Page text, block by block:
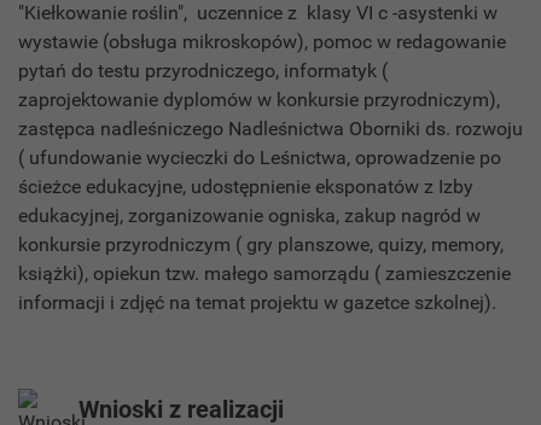
"Kiełkowanie roślin", uczennice z klasy VI c -asystenki w
wystawie (obsługa mikroskopów), pomoc w redagowanie
pytań do testu przyrodniczego, informatyk (
zaprojektowanie dyplomów w konkursie przyrodniczym),
zastępca nadleśniczego Nadleśnictwa Oborniki ds. rozwoju
( ufundowanie wycieczki do Leśnictwa, oprowadzenie po
ścieżce edukacyjne, udostępnienie eksponatów z Izby
edukacyjnej, zorganizowanie ogniska, zakup nagród w
konkursie przyrodniczym ( gry planszowe, quizy, memory,
książki), opiekun tzw. małego samorządu ( zamieszczenie
informacji i zdjęć na temat projektu w gazetce szkolnej).
Wnioski z realizacji